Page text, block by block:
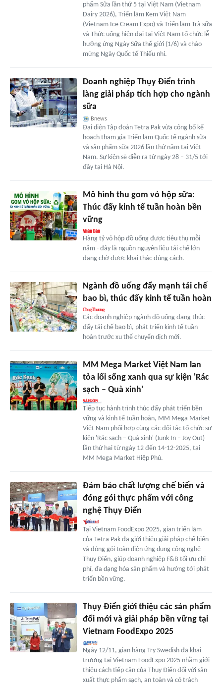
phẩm Sữa lần thứ 5 tại Việt Nam (Vietnam
Dairy 2026), Triển lãm Kem Việt Nam
(Vietnam Ice Cream Expo) và Triển lãm Trà sữa
và Thức uống hiện đại tại Việt Nam tổ chức lễ
hưởng ứng Ngày Sữa thế giới (1/6) và chào
mừng Ngày Quốc tế Thiếu nhi.
Doanh nghiệp Thụy Điển trình
làng giải pháp tích hợp cho ngành
sữa
Bnews
Đại diện Tập đoàn Tetra Pak vừa công bố kế
hoạch tham gia Triển lãm Quốc tế ngành sữa
và sản phẩm sữa 2026 lần thứ năm tại Việt
Nam. Sự kiện sẽ diễn ra từ ngày 28 – 31/5 tới
đây tại Hà Nội.
Mô hình thu gom vỏ hộp sữa:
Thúc đẩy kinh tế tuần hoàn bền
vững
Hàng tỷ vỏ hộp đồ uống được tiêu thụ mỗi
năm - đây là nguồn nguyên liệu tái chế lớn
đang chờ được khai thác đúng cách.
Ngành đồ uống đẩy mạnh tái chế
bao bì, thúc đẩy kinh tế tuần hoàn
Các doanh nghiệp ngành đồ uống đang thúc
đẩy tái chế bao bì, phát triển kinh tế tuần
hoàn trước xu thế chuyển dịch mới.
MM Mega Market Việt Nam lan
tỏa lối sống xanh qua sự kiện 'Rác
sạch – Quà xinh'
Tiếp tục hành trình thúc đẩy phát triển bền
vững và kinh tế tuần hoàn, MM Mega Market
Việt Nam phối hợp cùng các đối tác tổ chức sự
kiện 'Rác sạch – Quà xinh' (Junk In – Joy Out)
lần thứ hai từ ngày 12 đến 14-12-2025, tại
MM Mega Market Hiệp Phú.
Đảm bảo chất lượng chế biến và
đóng gói thực phẩm với công
nghệ Thụy Điển
Tại Vietnam FoodExpo 2025, gian triển lãm
của Tetra Pak đã giới thiệu giải pháp chế biến
và đóng gói toàn diện ứng dụng công nghệ
Thụy Điển, giúp doanh nghiệp F&B tối ưu chi
phí, đa dạng hóa sản phẩm và hướng tới phát
triển bền vững.
Thụy Điển giới thiệu các sản phẩm
đổi mới và giải pháp bền vững tại
Vietnam FoodExpo 2025
Ngày 12/11, gian hàng Try Swedish đã khai
trương tại Vietnam FoodExpo 2025 nhằm giới
thiệu cách tiếp cận của Thụy Điển đối với sản
xuất thực phẩm sạch, an toàn và có trách